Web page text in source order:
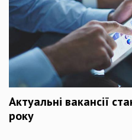
Актуальні вакансії
року